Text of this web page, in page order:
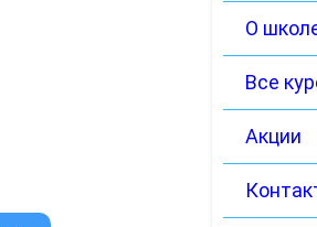
О
Все
Акции